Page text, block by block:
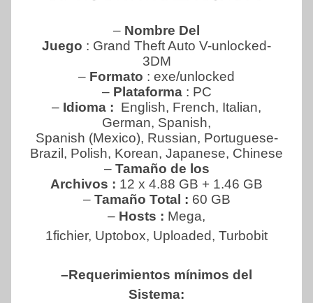
– Nombre Del
Juego : Grand Theft Auto V-unlocked-
3DM
– Formato : exe/unlocked
– Plataforma : PC
– Idioma : English, French, Italian,
German, Spanish,
Spanish (Mexico), Russian, Portuguese-
Brazil, Polish, Korean, Japanese, Chinese
– Tamaño de los
Archivos : 12 x 4.88 GB + 1.46 GB
– Tamaño Total : 60 GB
– Hosts : Mega,
1fichier, Uptobox, Uploaded, Turbobit
–Requerimientos mínimos del
Sistema: